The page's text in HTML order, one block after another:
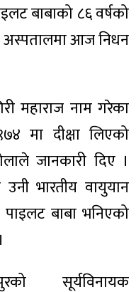
बाबाको ८६ वर्षको
अस्पतालमा आज निधन
महाराज नाम गरेका
मा दीक्षा लिएको
जानकारी दिए ।
भारतीय वायुयान
बाबा भनिएको
सूर्यविनायक